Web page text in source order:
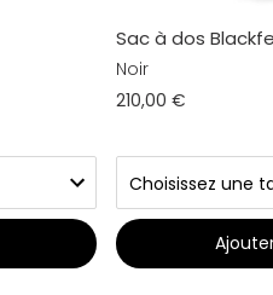
Sac à dos
Noir
210,00 €